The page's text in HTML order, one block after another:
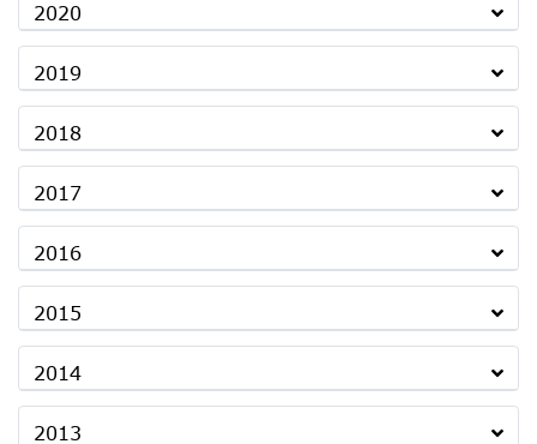
2020
2019
2018
2017
2016
2015
2014
2013